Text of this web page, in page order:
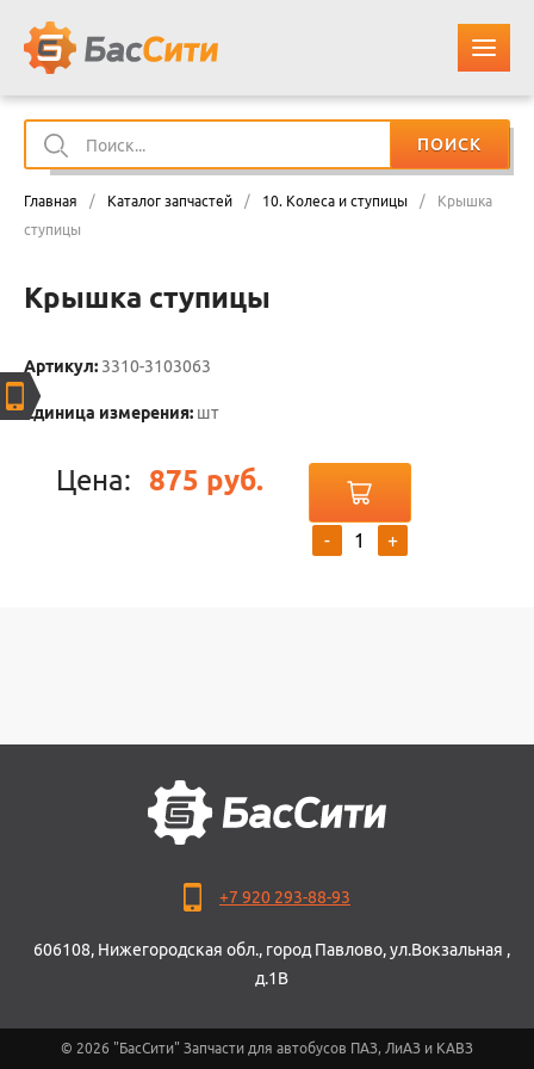
ПОИСК
Главная / Каталог запчастей / 10. Колеса и ступицы /
Крышка
ступицы
Крышка ступицы
Артикул: 3310-3103063
Единица измерения: шт
Цена: 875 руб.
- +
+7 920 293-88-93
606108, Нижегородская обл., город Павлово, ул.Вокзальная ,
д.1В
© 2026 "БасСити" Запчасти для автобусов ПАЗ, ЛиАЗ и КАВЗ
ОПЛАТА И ДОСТАВКА